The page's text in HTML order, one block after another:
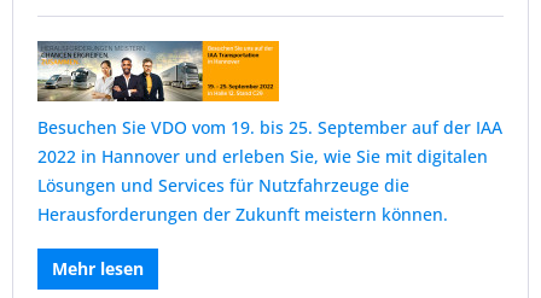
Besuchen Sie VDO vom 19. bis 25. September auf der IAA
2022 in Hannover und erleben Sie, wie Sie mit digitalen
Lösungen und Services für Nutzfahrzeuge die
Herausforderungen der Zukunft meistern können.
Mehr lesen